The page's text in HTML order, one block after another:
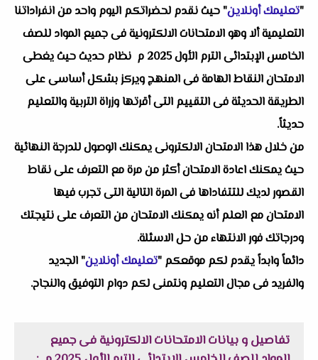
"تعليمك أونلاين" حيث نقدم لحضراتكم اليوم واحد من انفراداتنا
التعليمية ألا وهو الامتحانات الالكترونية فى جميع المواد للصف
الخامس الإبتدائى الترم الأول 2025 م نظام حديث حيث يغطى
الامتحان النقاط الهامة فى المنهج ويركز بشكل أساسى على
الطريقة الحديثة فى التقييم التى أقرتها وزراة التربية والتعليم
حديثاً.
من خلال هذا الامتحان الالكترونى يمكنك الوصول للدرجة النهائية
حيث يمكنك اعادة الامتحان أكثر من مرة مع التعرف على نقاط
القصور لديك للتتفاداها فى المرة التالية التى تجرب فيها
الامتحان مع العلم أنه يمكنك الامتحان من التعرف على نتيجتك
ودرجاتك فور الانتهاء من حل الاسئلة.
دائماً وابداً يقدم لكم موقعكم "تعليمك أونلاين" الجديد
والفريد فى مجال التعليم ونتمنى لكم دوام التوفيق والنجاح.
تفاصيل و بياناتالامتحانات الالكترونية فى جميع